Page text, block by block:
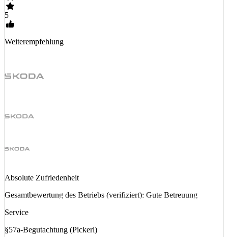
5
Weiterempfehlung
Absolute Zufriedenheit
Gesamtbewertung des Betriebs (verifiziert): Gute Betreuung
Service
§57a-Begutachtung (Pickerl)